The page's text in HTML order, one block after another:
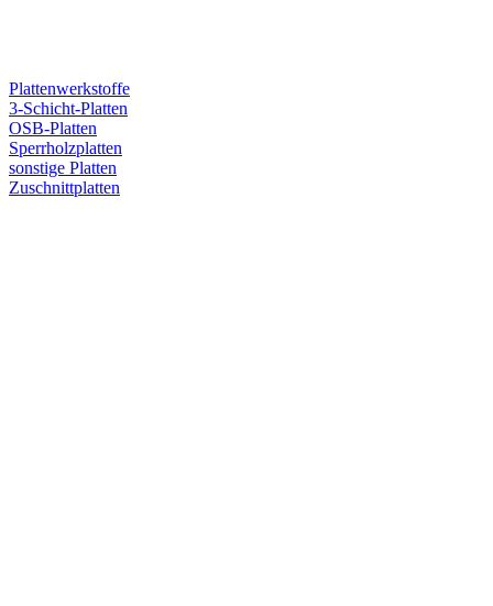
Plattenwerkstoffe
3-Schicht-Platten
OSB-Platten
Sperrholzplatten
sonstige Platten
Zuschnittplatten